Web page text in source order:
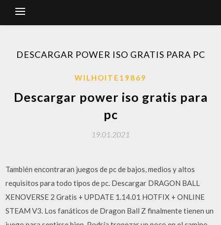
DESCARGAR POWER ISO GRATIS PARA PC
WILHOITE19869
Descargar power iso gratis para
pc
19.01.2021
También encontraran juegos de pc de bajos, medios y altos
requisitos para todo tipos de pc. Descargar DRAGON BALL
XENOVERSE 2 Gratis + UPDATE 1.14.01 HOTFIX + ONLINE
STEAM V3. Los fanáticos de Dragon Ball Z finalmente tienen un